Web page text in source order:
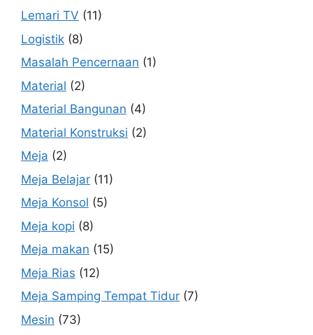
Lemari TV (11)
Logistik (8)
Masalah Pencernaan (1)
Material (2)
Material Bangunan (4)
Material Konstruksi (2)
Meja (2)
Meja Belajar (11)
Meja Konsol (5)
Meja kopi (8)
Meja makan (15)
Meja Rias (12)
Meja Samping Tempat Tidur (7)
Mesin (73)